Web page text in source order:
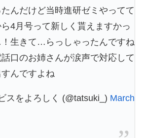
んだけど当時進研ゼミやってて
4月号って新しく貰えますかっ
生きて…らっしゃったんですね
口のお姉さんが涙声で対応して
んですよね
スをよろしく (@tatsuki_) March